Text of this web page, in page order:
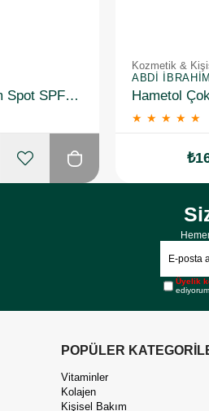
Bioderma Photoderm Spot SPF50+ 150 ml
Kozmetik &
ABDI İBRAHIM
★ ★ ★ ★ ★
Üyelik
ediyorum.
POPÜLER
Vitaminler
Kolajen
Kişisel Bakım